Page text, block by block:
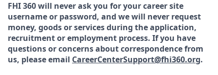
FHI 360 will never ask you for your career site
username or password, and we will never request
money, goods or services during the application,
recruitment or employment process. If you have
questions or concerns about correspondence from
us, please email CareerCenterSupport@fhi360.org.